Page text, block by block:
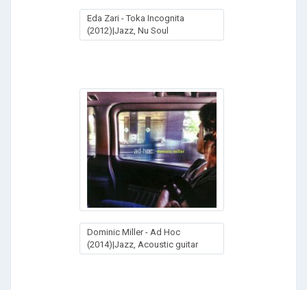
Eda Zari - Toka Incognita
(2012)|Jazz, Nu Soul
Dominic Miller - Ad Hoc
(2014)|Jazz, Acoustic guitar